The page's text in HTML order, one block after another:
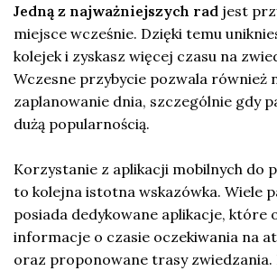
Jedną z najważniejszych rad jest
miejsce wcześnie. Dzięki temu
kolejek i zyskasz więcej czasu na
Wczesne przybycie pozwala również
zaplanowanie dnia, szczególnie gdy
dużą popularnością.
Korzystanie z aplikacji mobilnych do
to kolejna istotna wskazówka. Wiele
posiada dedykowane aplikacje, które
informacje o czasie oczekiwania na
oraz proponowane trasy zwiedzania.